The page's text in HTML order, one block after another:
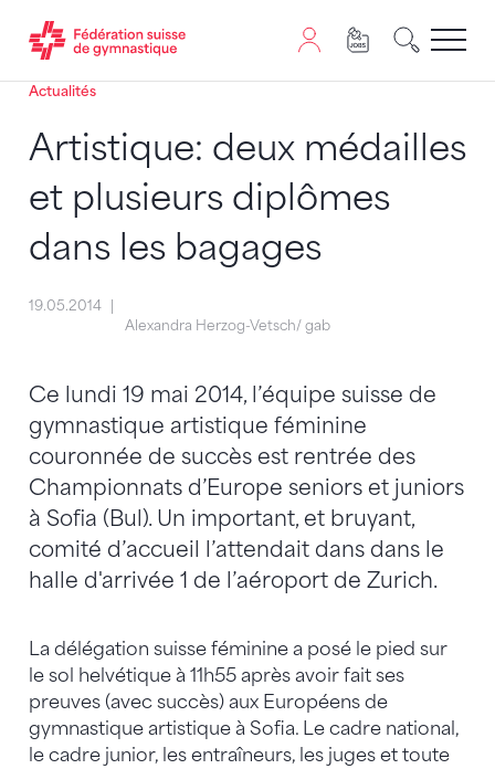
Passer au contenu
Naviguer vers le plan du siten
JavaScript est nécessaire pour naviguer sur ce site.
Actualités
Artistique: deux médailles
et plusieurs diplômes
dans les bagages
19.05.2014
Alexandra Herzog-Vetsch/ gab
Ce lundi 19 mai 2014, l’équipe suisse de
gymnastique artistique féminine
couronnée de succès est rentrée des
Championnats d’Europe seniors et juniors
à Sofia (Bul). Un important, et bruyant,
comité d’accueil l’attendait dans dans le
halle d'arrivée 1 de l’aéroport de Zurich.
La délégation suisse féminine a posé le pied sur
le sol helvétique à 11h55 après avoir fait ses
preuves (avec succès) aux Européens de
gymnastique artistique à Sofia. Le cadre national,
le cadre junior, les entraîneurs, les juges et toute